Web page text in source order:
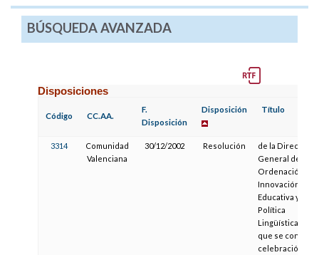
BÚSQUEDA AVANZADA
Disposiciones
Código CC.AA.
F.
Disposición
Disposición Título
3314
Comunidad
Valenciana
30/12/2002 Resolución
de la Dirección
General de
Ordenación e
Innovación
Educativa y
Política
Lingüística, por
que se convoca
celebración de